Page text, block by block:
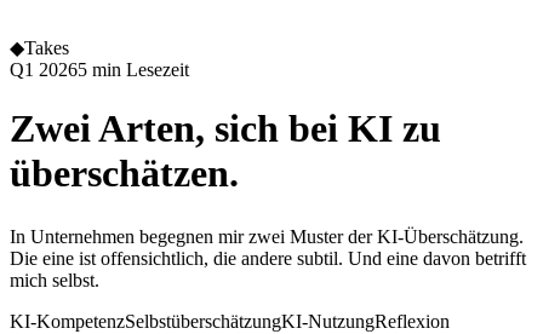
◆Takes
Q1 20265 min Lesezeit
Zwei Arten, sich bei KI zu
überschätzen.
In Unternehmen begegnen mir zwei Muster der KI-Überschätzung.
Die eine ist offensichtlich, die andere subtil. Und eine davon betrifft
mich selbst.
KI-KompetenzSelbstüberschätzungKI-NutzungReflexion